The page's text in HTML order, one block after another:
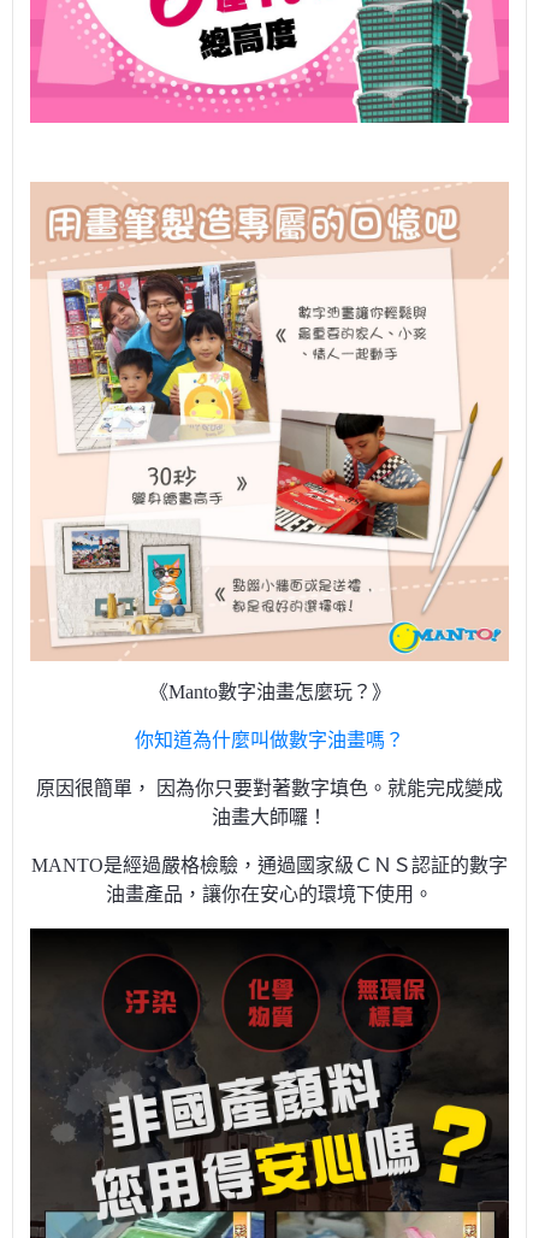
《Manto數字油畫怎麼玩？》
你知道為什麼叫做數字油畫嗎？
原因很簡單， 因為你只要對著數字填色。就能完成變成
油畫大師囉！
MANTO是經過嚴格檢驗，通過國家級ＣＮＳ認証的數字
油畫產品，讓你在安心的環境下使用。